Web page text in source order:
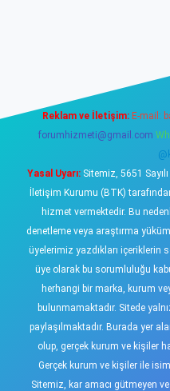
Reklam ve İletişim: E-mail:
forumhizmeti@gmail.com
Yasal Uyarı:Sitemiz, 5651
İletişim Kurumu (BTK)
hizmet vermektedir. Bu
denetleme veya araştırma
üyelerimiz yazdıkları içeriklerin
üye olarak bu sorumluluğu
herhangi bir marka, kurum
bulunmamaktadır. Sitede
paylaşılmaktadır. Burada yer
olup, gerçek kurum ve kişiler
Gerçek kurum ve kişiler ile
Sitemiz, kar amacı gütmeyen